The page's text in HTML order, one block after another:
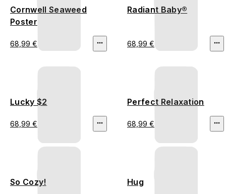
Cornwell Seaweed
Poster
68,99 €
Radiant Baby®
68,99 €
Lucky $2
68,99 €
Perfect Relaxation
68,99 €
So Cozy! Hug